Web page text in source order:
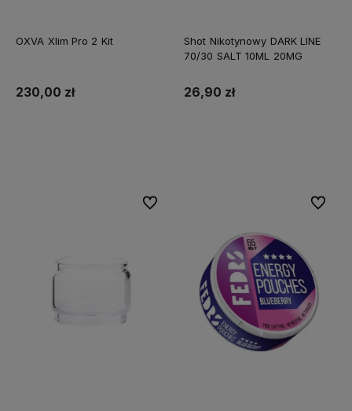
OXVA Xlim Pro 2 Kit
230,00 zł
Shot Nikotynowy DARK LINE
70/30 SALT 10ML 20MG
26,90 zł
Do ulubionych Do